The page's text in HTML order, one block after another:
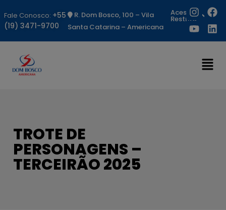
Fale Conosco: +55
(19) 3471-9700
R. Dom Bosco, 100 – Vila
Santa Catarina – Americana
Acesso
Restrito
TROTE DE
PERSONAGENS –
TERCEIRÃO 2025